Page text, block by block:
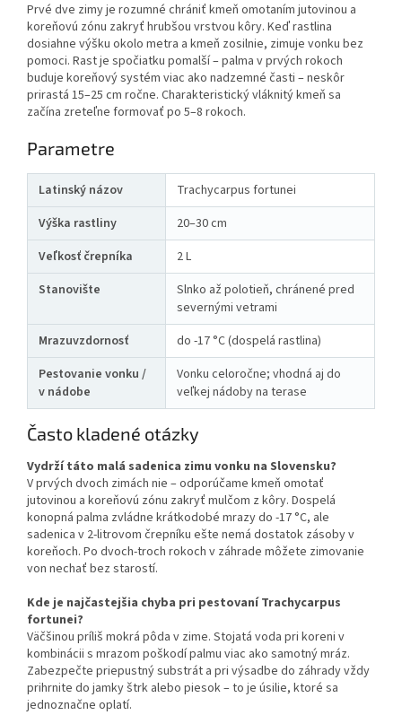
Prvé dve zimy je rozumné chrániť kmeň omotaním jutovinou a
koreňovú zónu zakryť hrubšou vrstvou kôry. Keď rastlina
dosiahne výšku okolo metra a kmeň zosilnie, zimuje vonku bez
pomoci. Rast je spočiatku pomalší – palma v prvých rokoch
buduje koreňový systém viac ako nadzemné časti – neskôr
prirastá 15–25 cm ročne. Charakteristický vláknitý kmeň sa
začína zreteľne formovať po 5–8 rokoch.
Parametre
Latinský názov
Trachycarpus fortunei
Výška rastliny
20–30 cm
Veľkosť črepníka
2 L
Stanovište
Slnko až polotieň, chránené pred
severnými vetrami
Mrazuvzdornosť
do -17 °C (dospelá rastlina)
Pestovanie vonku /
v nádobe
Vonku celoročne; vhodná aj do
veľkej nádoby na terase
Často kladené otázky
Vydrží táto malá sadenica zimu vonku na Slovensku?
V prvých dvoch zimách nie – odporúčame kmeň omotať
jutovinou a koreňovú zónu zakryť mulčom z kôry. Dospelá
konopná palma zvládne krátkodobé mrazy do -17 °C, ale
sadenica v 2-litrovom črepníku ešte nemá dostatok zásoby v
koreňoch. Po dvoch-troch rokoch v záhrade môžete zimovanie
von nechať bez starostí.
Kde je najčastejšia chyba pri pestovaní Trachycarpus
fortunei?
Väčšinou príliš mokrá pôda v zime. Stojatá voda pri koreni v
kombinácii s mrazom poškodí palmu viac ako samotný mráz.
Zabezpečte priepustný substrát a pri výsadbe do záhrady vždy
prihrnite do jamky štrk alebo piesok – to je úsilie, ktoré sa
jednoznačne oplatí.